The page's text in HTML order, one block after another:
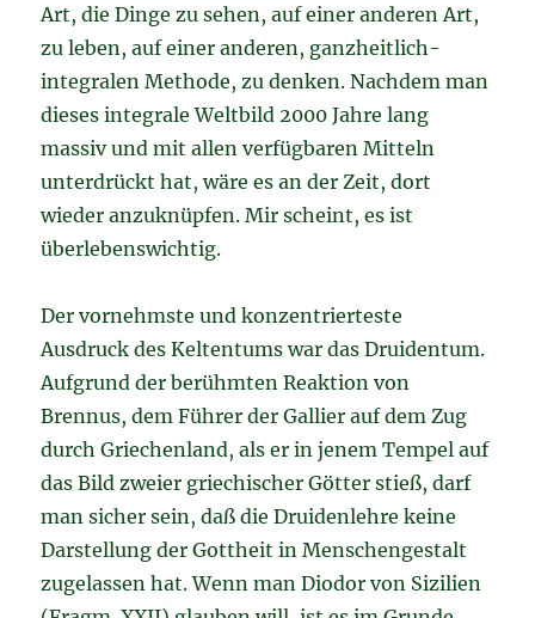
Art, die Dinge zu sehen, auf einer anderen Art,
zu leben, auf einer anderen, ganzheitlich-
integralen Methode, zu denken. Nachdem man
dieses integrale Weltbild 2000 Jahre lang
massiv und mit allen verfügbaren Mitteln
unterdrückt hat, wäre es an der Zeit, dort
wieder anzuknüpfen. Mir scheint, es ist
überlebenswichtig.
Der vornehmste und konzentrierteste
Ausdruck des Keltentums war das Druidentum.
Aufgrund der berühmten Reaktion von
Brennus, dem Führer der Gallier auf dem Zug
durch Griechenland, als er in jenem Tempel auf
das Bild zweier griechischer Götter stieß, darf
man sicher sein, daß die Druidenlehre keine
Darstellung der Gottheit in Menschengestalt
zugelassen hat. Wenn man Diodor von Sizilien